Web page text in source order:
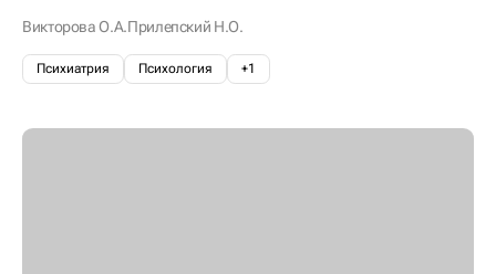
Викторова О.А.Прилепский Н.О.
Психиатрия Психология +1